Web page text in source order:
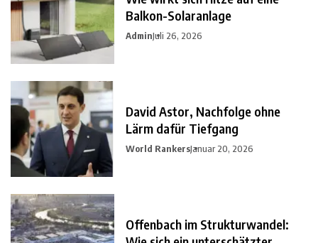
Balkon-Solaranlage
AdminJuli 26, 2026
David Astor, Nachfolge ohne
Lärm dafür Tiefgang
World RankersJanuar 20, 2026
Offenbach im Strukturwandel: